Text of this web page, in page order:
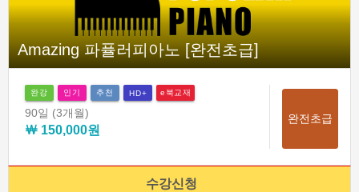
Amazing 파퓰러피아노 [완전초급]
완강 인기 추천 HD+ e북교재
90일 (3개월)
￦ 150,000원
완전초급
수강신청